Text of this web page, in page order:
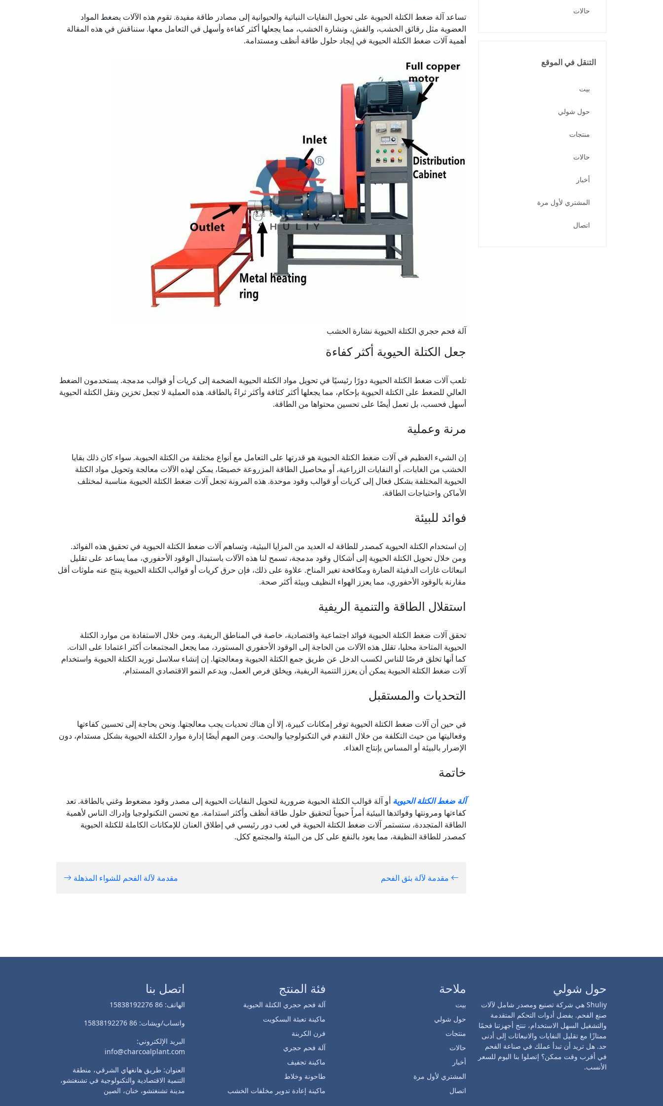
حالات
التنقل في الموقع
بيت
حول شولي
منتجات
حالات
أخبار
المشتري لأول مرة
اتصال
تساعد آلة ضغط الكتلة الحيوية على تحويل النفايات النباتية والحيوانية إلى مصادر طاقة مفيدة. تقوم هذه الآلات بضغط المواد
العضوية مثل رقائق الخشب، والقش، ونشارة الخشب، مما يجعلها أكثر كفاءة وأسهل في التعامل معها. سنناقش في هذه المقالة
أهمية آلات ضغط الكتلة الحيوية في إيجاد حلول طاقة أنظف ومستدامة.
آلة فحم حجري الكتلة الحيوية نشارة الخشب
جعل الكتلة الحيوية أكثر كفاءة
تلعب آلات ضغط الكتلة الحيوية دورًا رئيسيًا في تحويل مواد الكتلة الحيوية الضخمة إلى كريات أو قوالب مدمجة. يستخدمون الضغط
العالي للضغط على الكتلة الحيوية بإحكام، مما يجعلها أكثر كثافة وأكثر ثراءً بالطاقة. هذه العملية لا تجعل تخزين ونقل الكتلة الحيوية
أسهل فحسب، بل تعمل أيضًا على تحسين محتواها من الطاقة.
مرنة وعملية
إن الشيء العظيم في آلات ضغط الكتلة الحيوية هو قدرتها على التعامل مع أنواع مختلفة من الكتلة الحيوية. سواء كان ذلك بقايا
الخشب من الغابات، أو النفايات الزراعية، أو محاصيل الطاقة المزروعة خصيصًا، يمكن لهذه الآلات معالجة وتحويل مواد الكتلة
الحيوية المختلفة بشكل فعال إلى كريات أو قوالب وقود موحدة. هذه المرونة تجعل آلات ضغط الكتلة الحيوية مناسبة لمختلف
الأماكن واحتياجات الطاقة.
فوائد للبيئة
إن استخدام الكتلة الحيوية كمصدر للطاقة له العديد من المزايا البيئية، وتساهم آلات ضغط الكتلة الحيوية في تحقيق هذه الفوائد.
ومن خلال تحويل الكتلة الحيوية إلى أشكال وقود مدمجة، تسمح لنا هذه الآلات باستبدال الوقود الأحفوري، مما يساعد على تقليل
انبعاثات غازات الدفيئة الضارة ومكافحة تغير المناخ. علاوة على ذلك، فإن حرق كريات أو قوالب الكتلة الحيوية ينتج عنه ملوثات أقل
مقارنة بالوقود الأحفوري، مما يعزز الهواء النظيف وبيئة أكثر صحة.
استقلال الطاقة والتنمية الريفية
تحقق آلات ضغط الكتلة الحيوية فوائد اجتماعية واقتصادية، خاصة في المناطق الريفية. ومن خلال الاستفادة من موارد الكتلة
الحيوية المتاحة محليا، تقلل هذه الآلات من الحاجة إلى الوقود الأحفوري المستورد، مما يجعل المجتمعات أكثر اعتمادا على الذات.
كما أنها تخلق فرصًا للناس لكسب الدخل عن طريق جمع الكتلة الحيوية ومعالجتها. إن إنشاء سلاسل توريد الكتلة الحيوية واستخدام
آلات ضغط الكتلة الحيوية يمكن أن يعزز التنمية الريفية، ويخلق فرص العمل، ويدعم النمو الاقتصادي المستدام.
التحديات والمستقبل
في حين أن آلات ضغط الكتلة الحيوية توفر إمكانات كبيرة، إلا أن هناك تحديات يجب معالجتها. ونحن بحاجة إلى تحسين كفاءتها
وفعاليتها من حيث التكلفة من خلال التقدم في التكنولوجيا والبحث. ومن المهم أيضًا إدارة موارد الكتلة الحيوية بشكل مستدام، دون
الإضرار بالبيئة أو المساس بإنتاج الغذاء.
خاتمة
آلة ضغط الكتلة الحيوية أو آلة قوالب الكتلة الحيوية ضرورية لتحويل النفايات الحيوية إلى مصدر وقود مضغوط وغني بالطاقة. تعد
كفاءتها ومرونتها وفوائدها البيئية أمراً حيوياً لتحقيق حلول طاقة أنظف وأكثر استدامة. مع تحسن التكنولوجيا وإدراك الناس لأهمية
الطاقة المتجددة، ستستمر آلات ضغط الكتلة الحيوية في لعب دور رئيسي في إطلاق العنان للإمكانات الكاملة للكتلة الحيوية
كمصدر للطاقة النظيفة، مما يعود بالنفع على كل من البيئة والمجتمع ككل.
مقدمة لآلة بثق الفحم مقدمة لآلة الفحم للشواء المذهلة
حول شولي
Shuliy هي شركة تصنيع ومصدر شامل لآلات
صنع الفحم. بفضل أدوات التحكم المتقدمة
والتشغيل السهل الاستخدام، تنتج أجهزتنا فحمًا
ممتازًا مع تقليل النفايات والانبعاثات إلى أدنى
حد. هل تريد أن تبدأ عملك في صناعة الفحم
في أقرب وقت ممكن؟ إتصلوا بنا اليوم للسعر
الأنسب.
ملاحة
بيت
حول شولي
منتجات
حالات
أخبار
المشتري لأول مرة
اتصال
فئة المنتج
آلة فحم حجري الكتلة الحيوية
ماكينة تعبئة البسكويت
فرن الكربنة
آلة فحم حجري
ماكينة تجفيف
طاحونة وخلاط
ماكينة إعادة تدوير مخلفات الخشب
اتصل بنا
الهاتف: 86 15838192276
واتساب/ويشات: 86 15838192276
البريد الإلكتروني:
info@charcoalplant.com
العنوان: طريق هانغهاي الشرقي، منطقة
التنمية الاقتصادية والتكنولوجية في تشنغتشو،
مدينة تشنغتشو، خنان، الصين